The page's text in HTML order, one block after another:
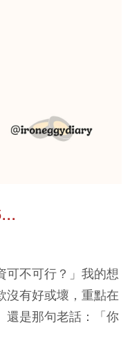
可不可行？」我的想
沒有好或壞，重點在
還是那句老話：「你